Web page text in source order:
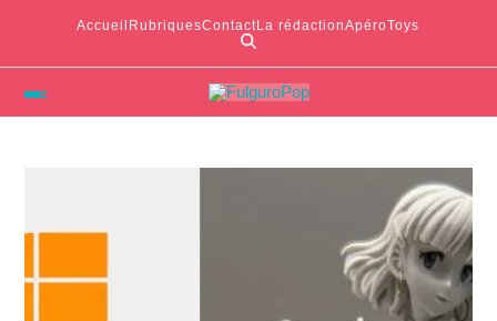
Accueil RubriquesContactLa rédactionApéroToys